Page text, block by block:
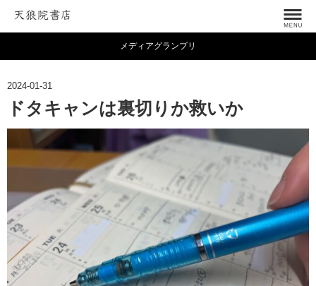
メディアグランプリ
2024-01-31
ドタキャンは裏切りか救いか